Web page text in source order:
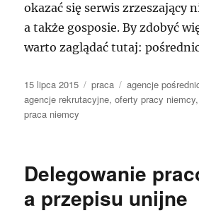
okazać się serwis zrzeszający
a także gosposie. By zdobyć
warto zaglądać tutaj:
Data
publikacji
15 lipca 2015 Kategorie
praca Tagi
agencje
agencje rekrutacyjne,oferty pracy niemcy
praca niemcy
Delegowanie
a przepisu unijne